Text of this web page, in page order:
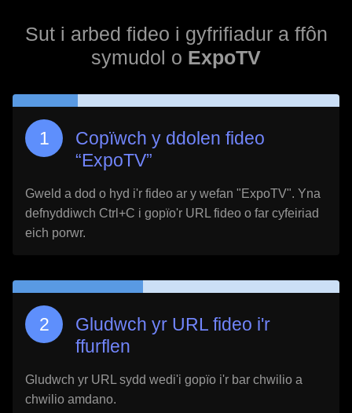
Sut i arbed fideo i gyfrifiadur a ffôn
symudol o ExpoTV
Copïwch y ddolen fideo
“ExpoTV”
Gweld a dod o hyd i'r fideo ar y wefan "ExpoTV". Yna
defnyddiwch Ctrl+C i gopïo'r URL fideo o far cyfeiriad
eich porwr.
Gludwch yr URL fideo i'r
ffurflen
Gludwch yr URL sydd wedi'i gopïo i'r bar chwilio a
chwilio amdano.